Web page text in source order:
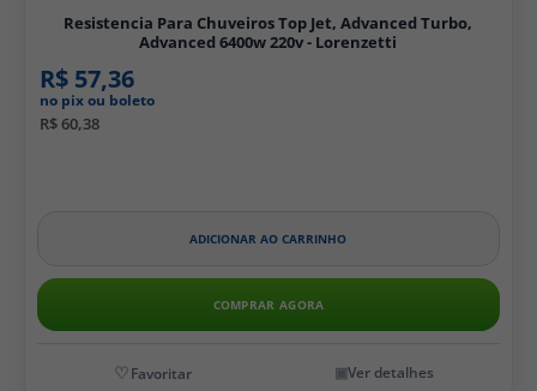
Resistencia Para Chuveiros Top Jet, Advanced Turbo,
Advanced 6400w 220v - Lorenzetti
R$ 57,36
no pix ou boleto
R$ 60,38
ADICIONAR AO CARRINHO
COMPRAR AGORA
Ver detalhes